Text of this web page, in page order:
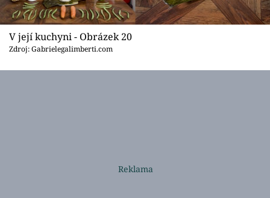
V její kuchyni - Obrázek 20
Zdroj: Gabrielegalimberti.com